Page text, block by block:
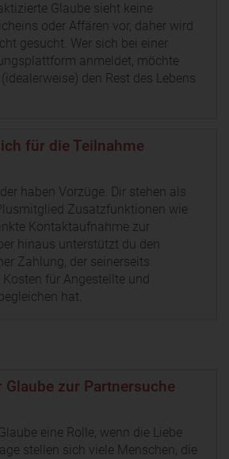
Glaube sieht keine
oder Affären vor, daher wird
gesucht. Wer sich bei einer
anmeldet, möchte
den Rest des Lebens
für die Teilnahme
haben Vorzüge. Dir stehen als
Zusatzfunktionen wie
Kontaktaufnahme zur
hinaus unterstützt du den
Zahlung, der seinerseits
für Angestellte und
hat.
Glaube zur Partnersuche
eine Rolle, wenn die Liebe
stellen sich viele Menschen, die